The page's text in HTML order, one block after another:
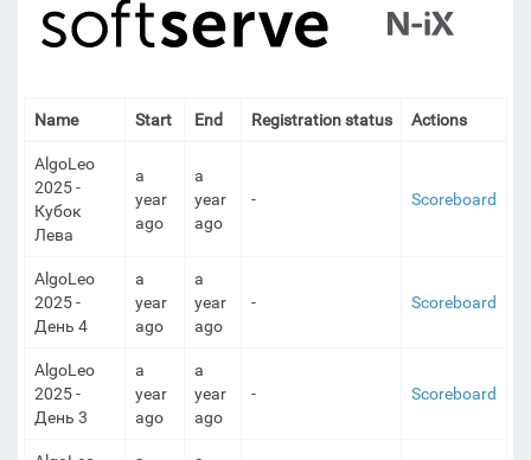
Name Start End Registration status Actions
AlgoLeo
2025 -
Кубок
Лева
a
year
ago
a
year
ago
- Scoreboard
AlgoLeo
2025 -
День 4
a
year
ago
a
year
ago
- Scoreboard
AlgoLeo
2025 -
День 3
a
year
ago
a
year
ago
- Scoreboard